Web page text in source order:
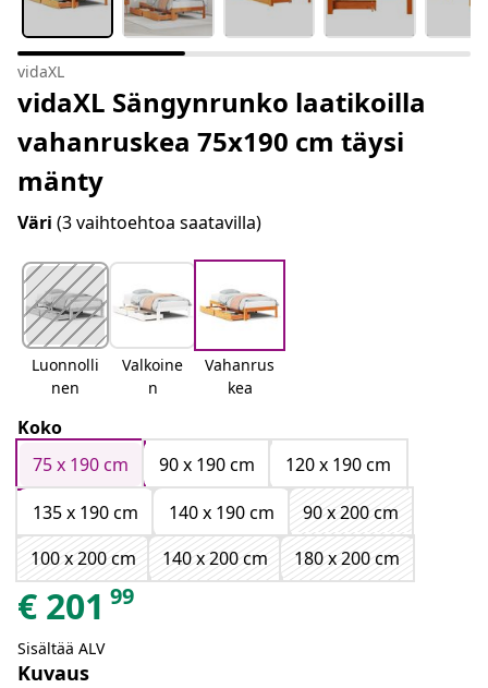
vidaXL
vidaXL Sängynrunko laatikoilla
vahanruskea 75x190 cm täysi
mänty
Väri (3 vaihtoehtoa saatavilla)
Luonnolli
nen
Valkoine
n
Vahanrus
kea
Koko
75 x 190 cm
90 x 190 cm
120 x 190 cm
135 x 190 cm
140 x 190 cm
90 x 200 cm
100 x 200 cm
140 x 200 cm 180 x 200 cm
€ 201 99
Sisältää ALV
Kuvaus